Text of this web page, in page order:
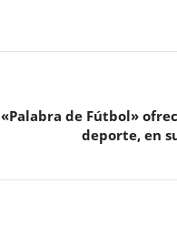
«Palabra de Fútbol»
deporte, en